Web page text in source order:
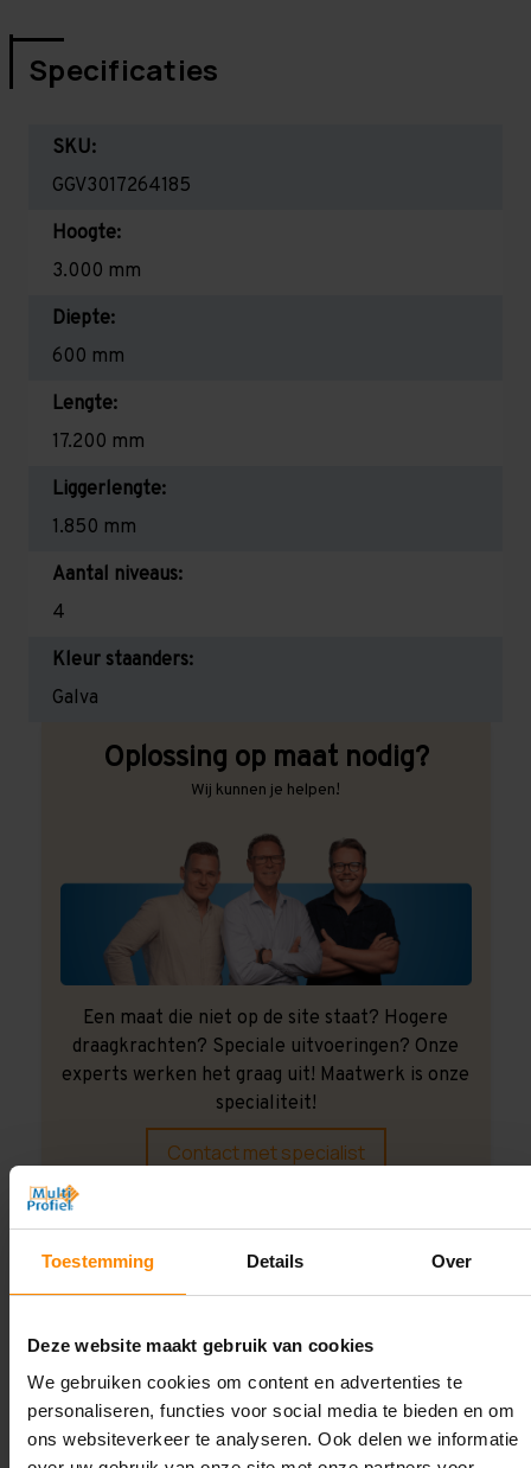
Toestemming Details Over
Deze website maakt gebruik van cookies
We gebruiken cookies om content en advertenties te
personaliseren, functies voor social media te bieden en om
ons websiteverkeer te analyseren. Ook delen we informatie
Specificaties
SKU:
GGV3017264185
Hoogte:
3.000 mm
Diepte:
600 mm
Lengte:
17.200 mm
Liggerlengte:
1.850 mm
Aantal niveaus:
4
Kleur staanders:
Galva
Oplossing op maat nodig?
Wij kunnen je helpen!
Een maat die niet op de site staat? Hogere
draagkrachten? Speciale uitvoeringen? Onze
experts werken het graag uit! Maatwerk is onze
specialiteit!
Contact met specialist
Montage uitbesteden?
Laat ons het doen!